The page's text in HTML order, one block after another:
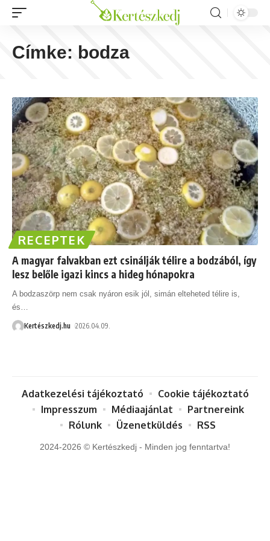
Címke: bodza
RECEPTEK
A magyar falvakban ezt csinálják télire a bodzából, így
lesz belőle igazi kincs a hideg hónapokra
A bodzaszörp nem csak nyáron esik jól, simán elteheted télire is,
és
Kertészkedj.hu 2026.04.09.
2024-2026 © Kertészkedj - Minden jog fenntartva!
Adatkezelési tájékoztató
Cookie tájékoztató
Impresszum
Médiaajánlat
Partnereink
Rólunk
Üzenetküldés RSS